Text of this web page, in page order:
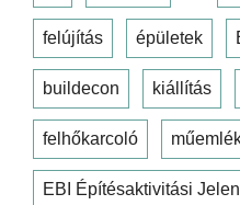
felújítás épületek
buildecon kiállítás
felhőkarcoló
EBI Építésaktivitási